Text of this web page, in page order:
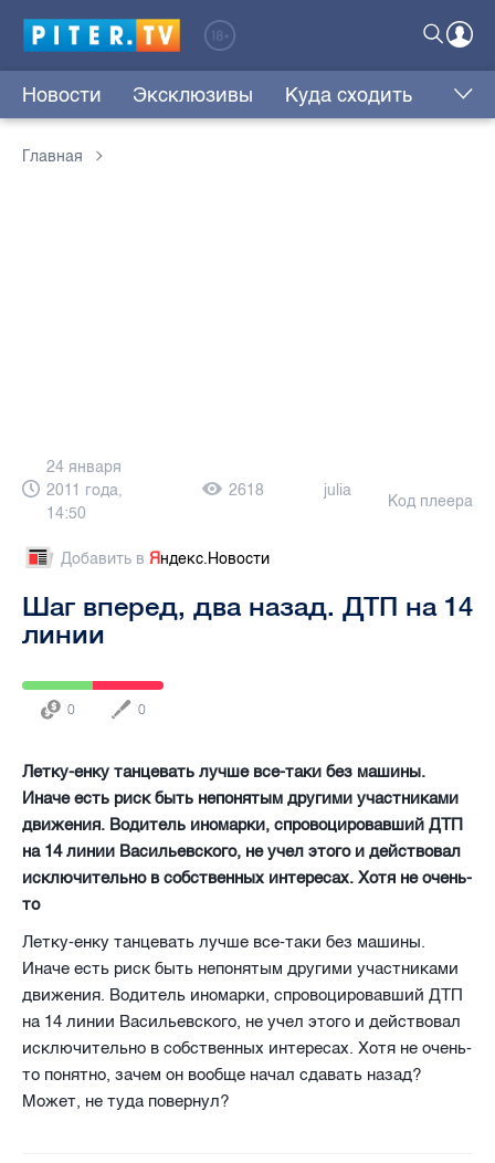
Новости Эксклюзивы Куда сходить
Главная
24 января
2011 года,
14:50
2618 julia
Код плеера
Добавить в Яндекс.Новости
Шаг вперед, два назад. ДТП на 14
линии
0 0
Летку-енку танцевать лучше все-таки без машины.
Иначе есть риск быть непонятым другими участниками
движения. Водитель иномарки, спровоцировавший ДТП
на 14 линии Васильевского, не учел этого и действовал
исключительно в собственных интересах. Хотя не очень-
то
Летку-енку танцевать лучше все-таки без машины.
Иначе есть риск быть непонятым другими участниками
движения. Водитель иномарки, спровоцировавший ДТП
на 14 линии Васильевского, не учел этого и действовал
исключительно в собственных интересах. Хотя не очень-
то понятно, зачем он вообще начал сдавать назад?
Может, не туда повернул?